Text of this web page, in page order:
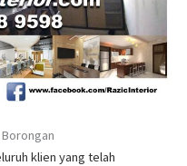
klien yang telah